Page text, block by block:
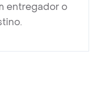
entregador o